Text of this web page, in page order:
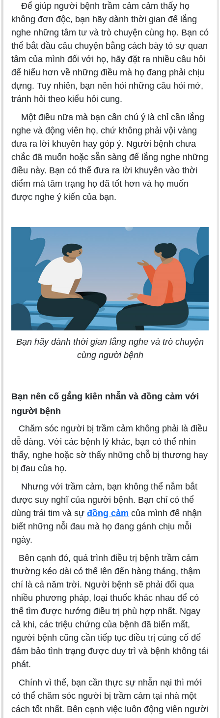
Để giúp người bệnh trầm cảm cảm thấy họ
không đơn độc, bạn hãy dành thời gian để lắng
nghe những tâm tư và trò chuyện cùng họ. Bạn có
thể bắt đầu câu chuyện bằng cách bày tỏ sự quan
tâm của mình đối với họ, hãy đặt ra nhiều câu hỏi
để hiểu hơn về những điều mà họ đang phải chịu
đựng. Tuy nhiên, bạn nên hỏi những câu hỏi mở,
tránh hỏi theo kiểu hỏi cung.
Một điều nữa mà bạn cần chú ý là chỉ cần lắng
nghe và động viên họ, chứ không phải vội vàng
đưa ra lời khuyên hay góp ý. Người bệnh chưa
chắc đã muốn hoặc sẵn sàng để lắng nghe những
điều này. Bạn có thể đưa ra lời khuyên vào thời
điểm mà tâm trạng họ đã tốt hơn và họ muốn
được nghe ý kiến của bạn.
Bạn hãy dành thời gian lắng nghe và trò chuyện
cùng người bệnh
Bạn nên cố gắng kiên nhẫn và đồng cảm với
người bệnh
Chăm sóc người bị trầm cảm không phải là điều
dễ dàng. Với các bệnh lý khác, bạn có thể nhìn
thấy, nghe hoặc sờ thấy những chỗ bị thương hay
bị đau của họ.
Nhưng với trầm cảm, bạn không thể nắm bắt
được suy nghĩ của người bệnh. Bạn chỉ có thể
dùng trái tim và sự đồng cảm của mình để nhận
biết những nỗi đau mà họ đang gánh chịu mỗi
ngày.
Bên cạnh đó, quá trình điều trị bệnh trầm cảm
thường kéo dài có thể lên đến hàng tháng, thậm
chí là cả năm trời. Người bệnh sẽ phải đổi qua
nhiều phương pháp, loại thuốc khác nhau để có
thể tìm được hướng điều trị phù hợp nhất. Ngay
cả khi, các triệu chứng của bệnh đã biến mất,
người bệnh cũng cần tiếp tục điều trị củng cố để
đảm bảo tình trạng được duy trì và bệnh không tái
phát.
Chính vì thế, bạn cần thực sự nhẫn nại thì mới
có thể chăm sóc người bị trầm cảm tại nhà một
cách tốt nhất. Bên cạnh việc luôn động viên người